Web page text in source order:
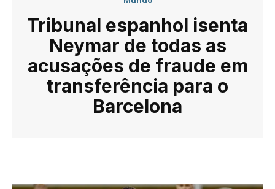
Tribunal espanhol isenta
Neymar de todas as
acusações de fraude em
transferência para o
Barcelona